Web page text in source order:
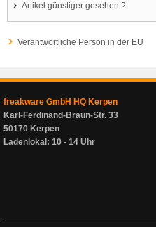
Artikel günstiger gesehen ?
Verantwortliche Person in der EU
freakware GmbH HQ Kerpen
Karl-Ferdinand-Braun-Str. 33
50170 Kerpen
Ladenlokal: 10 - 14 Uhr